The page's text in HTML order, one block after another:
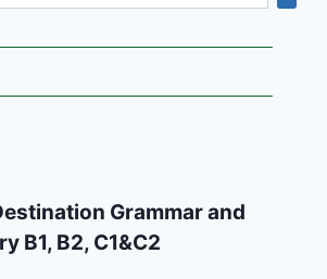
Grammar and
B1, B2, C1&C2